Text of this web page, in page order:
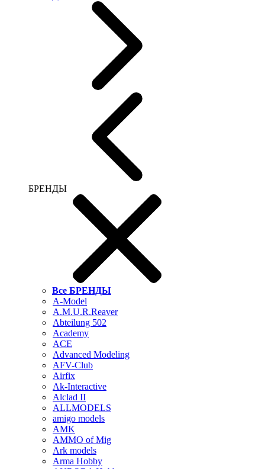
БРЕНДЫ
Все БРЕНДЫ
A-Model
A.M.U.R.Reaver
Abteilung 502
Academy
ACE
Advanced Modeling
AFV-Club
Airfix
Ak-Interactive
Alclad II
ALLMODELS
amigo models
AMK
AMMO of Mig
Ark models
Arma Hobby